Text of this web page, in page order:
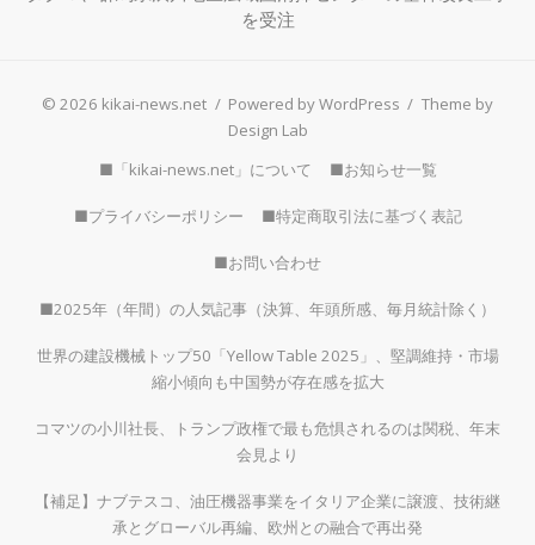
を受注
© 2026 kikai-news.net / Powered by WordPress / Theme by
Design Lab
■「kikai-news.net」について
■お知らせ一覧
■プライバシーポリシー ■特定商取引法に基づく表記
■お問い合わせ
■2025年（年間）の人気記事（決算、年頭所感、毎月統計除く）
世界の建設機械トップ50「Yellow Table 2025」、堅調維持・市場
縮小傾向も中国勢が存在感を拡大
コマツの小川社長、トランプ政権で最も危惧されるのは関税、年末
会見より
【補足】ナブテスコ、油圧機器事業をイタリア企業に譲渡、技術継
承とグローバル再編、欧州との融合で再出発